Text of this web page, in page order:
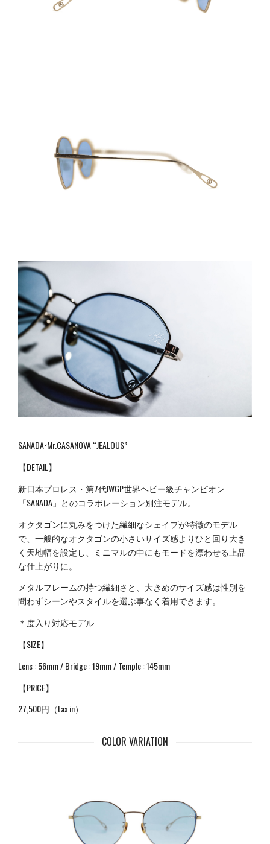
SANADA×Mr.CASANOVA “JEALOUS”
【DETAIL】
新日本プロレス・第7代IWGP世界ヘビー級チャンピオン
「SANADA」とのコラボレーション別注モデル。
オクタゴンに丸みをつけた繊細なシェイプが特徴のモデル
で、一般的なオクタゴンの小さいサイズ感よりひと回り大き
く天地幅を設定し、ミニマルの中にもモードを漂わせる上品
な仕上がりに。
メタルフレームの持つ繊細さと、大きめのサイズ感は性別を
問わずシーンやスタイルを選ぶ事なく着用できます。
＊度入り対応モデル
【SIZE】
Lens : 56mm / Bridge : 19mm / Temple : 145mm
【PRICE】
27,500円（tax in）
COLOR VARIATION